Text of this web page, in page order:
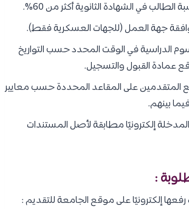
في الشهادة الثانوية أكثر من 60%.
جهة العمل (للجهات العسكرية فقط).
الدراسية في الوقت المحدد حسب التواريخ
عمادة القبول والتسجيل.
المتقدمين على المقاعد المحددة حسب معايير
بينهم.
المدخلة إلكترونيًا مطابقة لأصل المستندات
:
إلكترونيًا على موقع الجامعة للتقديم :